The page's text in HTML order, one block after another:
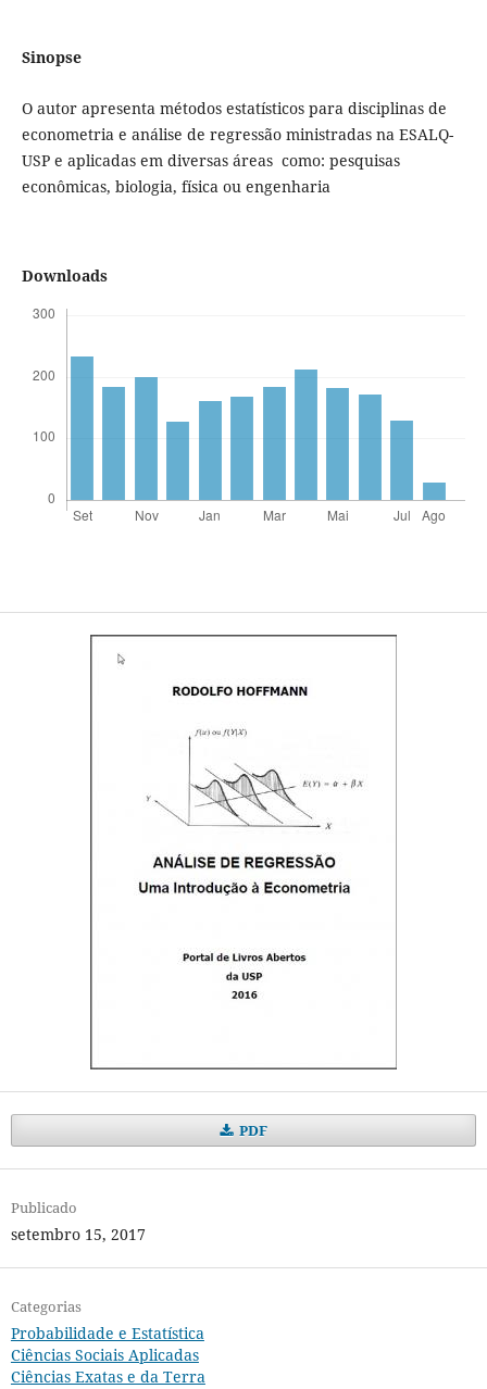
Sinopse
O autor apresenta métodos estatísticos para disciplinas de
econometria e análise de regressão ministradas na ESALQ-
USP e aplicadas em diversas áreas como: pesquisas
econômicas, biologia, física ou engenharia
Downloads
PDF
Publicado
setembro 15, 2017
Categorias
Probabilidade e Estatística
Ciências Sociais Aplicadas
Ciências Exatas e da Terra